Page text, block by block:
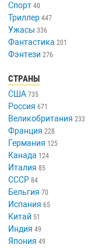
Спорт 40
Триллер 447
Ужасы 336
Фантастика 201
Фэнтези 276
СТРАНЫ
США 735
Россия 671
Великобритания 233
Франция 228
Германия 125
Канада 124
Италия 85
СССР 84
Бельгия 70
Испания 65
Китай 51
Индия 49
Япония 49